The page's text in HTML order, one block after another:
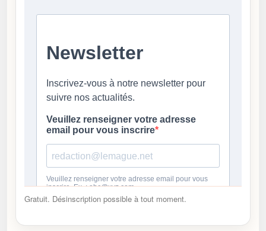
Gratuit. Désinscription possible à tout moment.